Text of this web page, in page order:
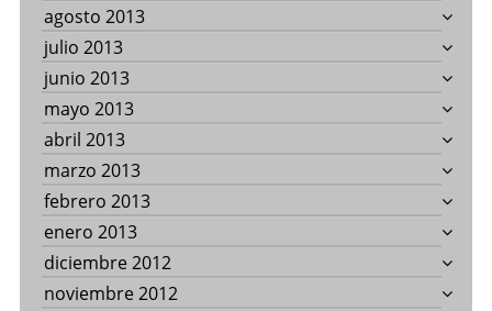
agosto 2013
julio 2013
junio 2013
mayo 2013
abril 2013
marzo 2013
febrero 2013
enero 2013
diciembre 2012
noviembre 2012